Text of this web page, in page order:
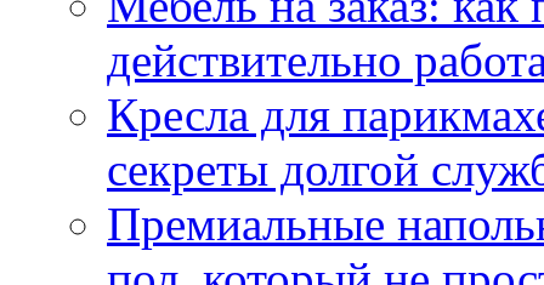
действительно
Кресла для
секреты долгой
Премиальные